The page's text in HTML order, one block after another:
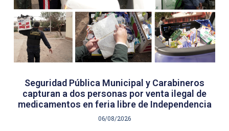
Seguridad Pública Municipal y Carabineros
capturan a dos personas por venta ilegal de
medicamentos en feria libre de Independencia
06/08/2026